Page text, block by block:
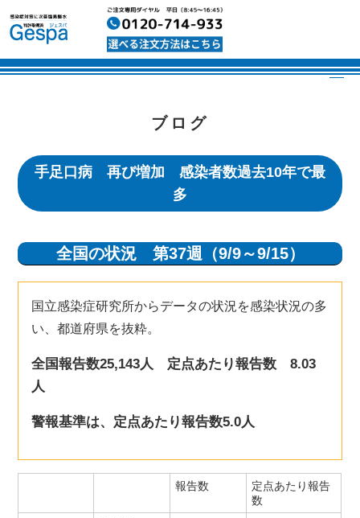
ブログ
手足口病 再び増加 感染者数過去10年で最
多
全国の状況 第37週（9/9～9/15）
国立感染症研究所からデータの状況を感染状況の多
い、都道府県を抜粋。
全国報告数25,143人 定点あたり報告数 8.03
人
警報基準は、定点あたり報告数5.0人
報告数
定点あたり報告
数